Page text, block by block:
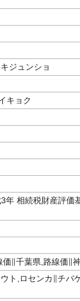
ジュンショ
キョク
年 相続税財産評価
価∥千葉県,路線価∥
ト,ロセンカ∥チバ